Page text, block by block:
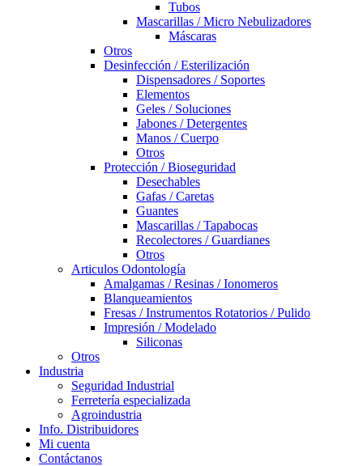
Tubos
Mascarillas / Micro Nebulizadores
Máscaras
Otros
Desinfección / Esterilización
Dispensadores / Soportes
Elementos
Geles / Soluciones
Jabones / Detergentes
Manos / Cuerpo
Otros
Protección / Bioseguridad
Desechables
Gafas / Caretas
Guantes
Mascarillas / Tapabocas
Recolectores / Guardianes
Otros
Articulos Odontología
Amalgamas / Resinas / Ionomeros
Blanqueamientos
Fresas / Instrumentos Rotatorios / Pulido
Impresión / Modelado
Siliconas
Otros
Industria
Seguridad Industrial
Ferretería especializada
Agroindustria
Info. Distribuidores
Mi cuenta
Contáctanos